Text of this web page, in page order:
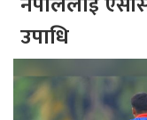
उपाधि